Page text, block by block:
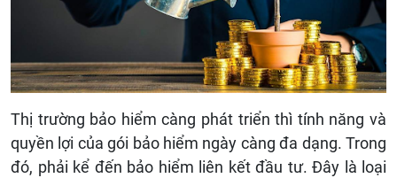
Thị trường bảo hiểm càng phát triển thì tính năng và
quyền lợi của gói bảo hiểm ngày càng đa dạng. Trong
đó, phải kể đến bảo hiểm liên kết đầu tư. Đây là loại